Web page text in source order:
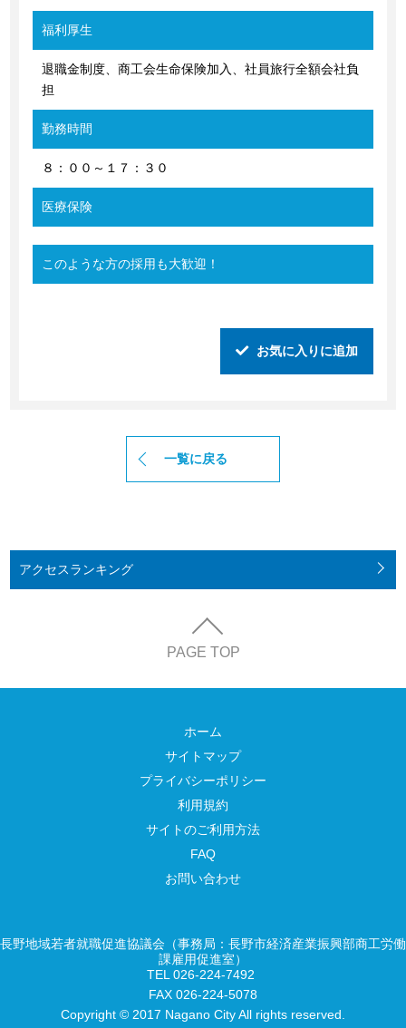
福利厚生
退職金制度、商工会生命保険加入、社員旅行全額会社負
担
勤務時間
８：００～１７：３０
医療保険
このような方の採用も大歓迎！
お気に入りに追加
一覧に戻る
アクセスランキング
PAGE TOP
ホーム
サイトマップ
プライバシーポリシー
利用規約
サイトのご利用方法
FAQ
お問い合わせ
長野地域若者就職促進協議会（事務局：長野市経済産業振興部商工労働
課雇用促進室）
TEL 026-224-7492
FAX 026-224-5078
Copyright © 2017 Nagano City All rights reserved.